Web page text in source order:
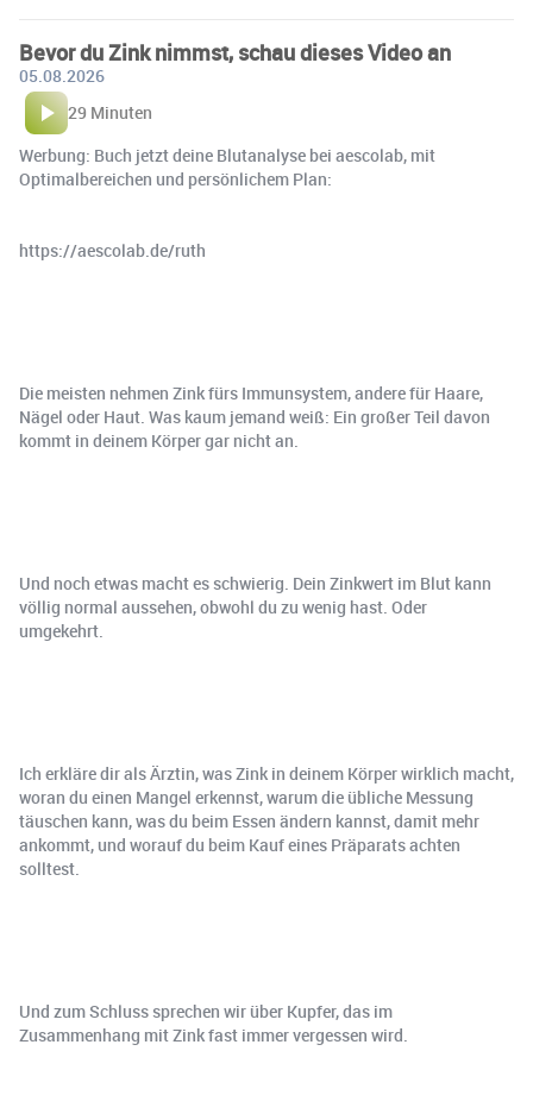
Bevor du Zink nimmst, schau dieses Video an
05.08.2026
29 Minuten
Werbung: Buch jetzt deine Blutanalyse bei aescolab, mit
Optimalbereichen und persönlichem Plan:
https://aescolab.de/ruth
Die meisten nehmen Zink fürs Immunsystem, andere für Haare,
Nägel oder Haut. Was kaum jemand weiß: Ein großer Teil davon
kommt in deinem Körper gar nicht an.
Und noch etwas macht es schwierig. Dein Zinkwert im Blut kann
völlig normal aussehen, obwohl du zu wenig hast. Oder
umgekehrt.
Ich erkläre dir als Ärztin, was Zink in deinem Körper wirklich macht,
woran du einen Mangel erkennst, warum die übliche Messung
täuschen kann, was du beim Essen ändern kannst, damit mehr
ankommt, und worauf du beim Kauf eines Präparats achten
solltest.
Und zum Schluss sprechen wir über Kupfer, das im
Zusammenhang mit Zink fast immer vergessen wird.